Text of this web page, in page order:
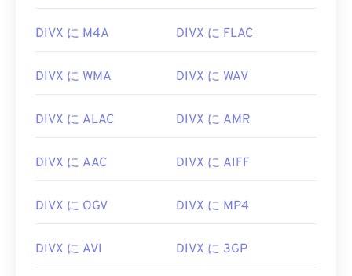
DIVX に M4A DIVX に FLAC
DIVX に WMA DIVX に WAV
DIVX に ALAC DIVX に AMR
DIVX に AAC DIVX に AIFF
DIVX に OGV DIVX に MP4
DIVX に AVI DIVX に 3GP